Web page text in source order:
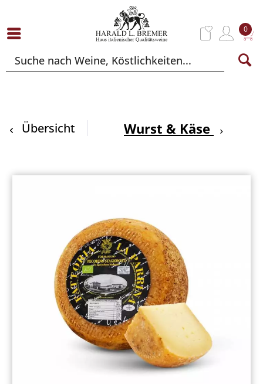
0
Übersicht Wurst & Käse